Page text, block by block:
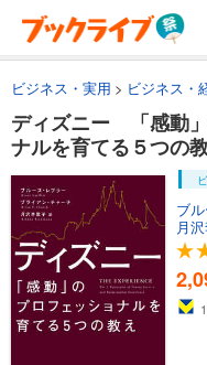
ビジネス・実用 ビジネス・
ディズニー 「感動
ナルを育てる５つの
ブ
月